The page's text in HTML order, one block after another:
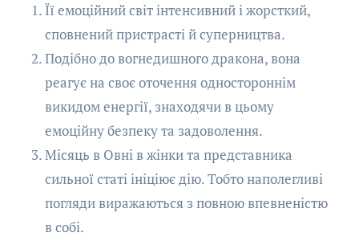
Її емоційний світ інтенсивний і жорсткий,
сповнений пристрасті й суперництва.
Подібно до вогнедишного дракона, вона
реагує на своє оточення одностороннім
викидом енергії, знаходячи в цьому
емоційну безпеку та задоволення.
Місяць в Овні в жінки та представника
сильної статі ініціює дію. Тобто наполегливі
погляди виражаються з повною впевненістю
в собі.